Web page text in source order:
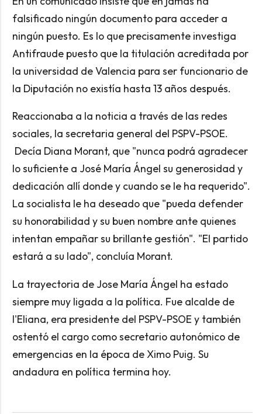
falsificado ningún documento para acceder a
ningún puesto. Es lo que precisamente investiga
Antifraude puesto que la titulación acreditada por
la universidad de Valencia para ser funcionario de
la Diputación no existía hasta 13 años después.
Reaccionaba a la noticia a través de las redes
sociales, la secretaria general del PSPV-PSOE.
Decía Diana Morant, que "nunca podrá agradecer
lo suficiente a José María Ángel su generosidad y
dedicación allí donde y cuando se le ha requerido".
La socialista le ha deseado que "pueda defender
su honorabilidad y su buen nombre ante quienes
intentan empañar su brillante gestión". "El partido
estará a su lado", concluía Morant.
La trayectoria de Jose María Ángel ha estado
siempre muy ligada a la política. Fue alcalde de
l'Eliana, era presidente del PSPV-PSOE y también
ostentó el cargo como secretario autonómico de
emergencias en la época de Ximo Puig. Su
andadura en política termina hoy.